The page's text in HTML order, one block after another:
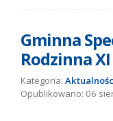
Gminna
Rodzinna XI
Kategoria:
06